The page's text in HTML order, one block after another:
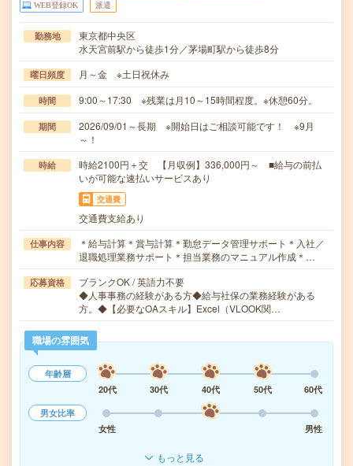
WEB登録OK 派遣
勤務地
東京都中央区
水天宮前駅から徒歩1分／茅場町駅から徒歩8分
曜日頻度 月～金 ※土日祝休み
時間 9:00～17:30 ※残業は月10～15時間程度。※休憩60分。
期間
2026/09/01～長期 ※開始日はご相談可能です！ ※9月
～！
時給
時給2100円＋交 【月収例】336,000円～ ■給与の前払
いが可能な速払いサービスあり
交通費
交通費支給あり
仕事内容
＊給与計算＊賞与計算＊勤怠データ管理サポート＊入社／
退職処理業務サポート＊担当業務のマニュアル作成＊…
応募資格
ブランクOK / 英語力不要
◆人事事務の経験がある方◆給与社保の業務経験がある
方。◆【必要なOAスキル】Excel（VLOOK関…
職場の雰囲気
年齢層
20代
30代 40代 50代
60代
男女比率
女性
男性
もっと見る